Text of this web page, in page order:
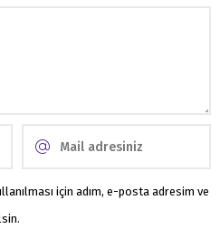
için adım, e-posta adresim ve